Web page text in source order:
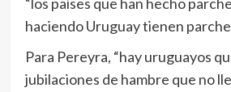
haciendo Uruguay tienen
Para Pereyra, “hay uruguayos
jubilaciones de hambre que no